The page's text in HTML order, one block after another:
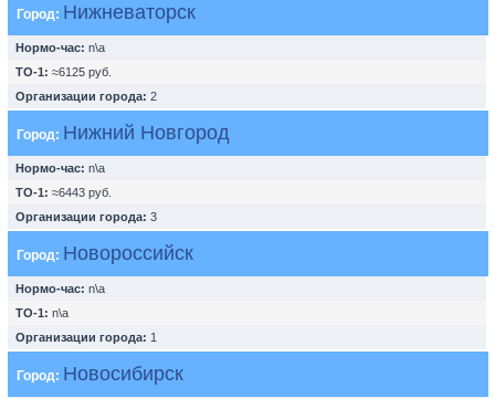
Город: Нижневаторск
Нормо-час: n\a
ТО-1: ≈6125 руб.
Организации города: 2
Город: Нижний Новгород
Нормо-час: n\a
ТО-1: ≈6443 руб.
Организации города: 3
Город: Новороссийск
Нормо-час: n\a
ТО-1: n\a
Организации города: 1
Город: Новосибирск